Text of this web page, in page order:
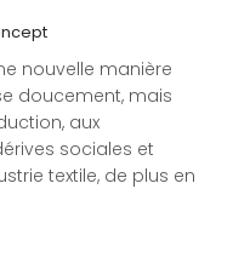
nouvelle manière
doucement, mais
aux
sociales et
textile, de plus en